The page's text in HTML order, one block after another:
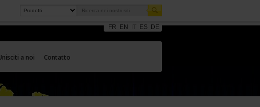
FR EN ES DE
a noi Contatto